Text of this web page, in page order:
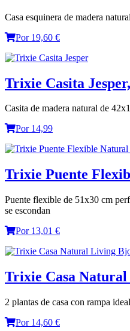
Casa esquinera de madera
Por 19,60 €
Trixie Casita
Casita de madera natural de
Por 14,99
Trixie Puente
Puente flexible de 51x30 cm
se escondan
Por 13,01 €
Trixie Casa
2 plantas de casa con rampa
Por 14,60 €